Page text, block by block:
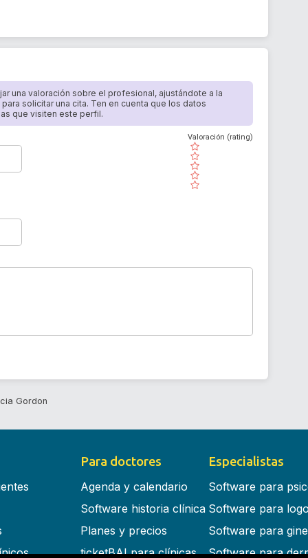
una valoración sobre el profesional, ajustándote a la
solicitar una cita. Ten en cuenta que los datos
que visiten este perfil.
( )
( )
( )
( )
( )
Valoración (rating)
Gordon
Para doctores
Agenda y calendario
Software historia clínica
Planes y precios
ticketBAI para clínicas
Especialistas
Software para
Software para
Software para
Software para